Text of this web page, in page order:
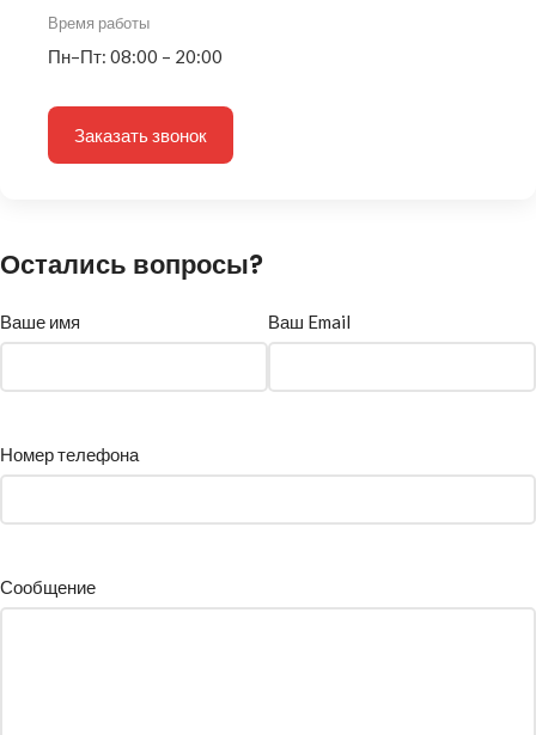
Время работы
Пн–Пт: 08:00 – 20:00
Заказать звонок
Остались вопросы?
Ваше имя Ваш Email
Номер телефона
Сообщение